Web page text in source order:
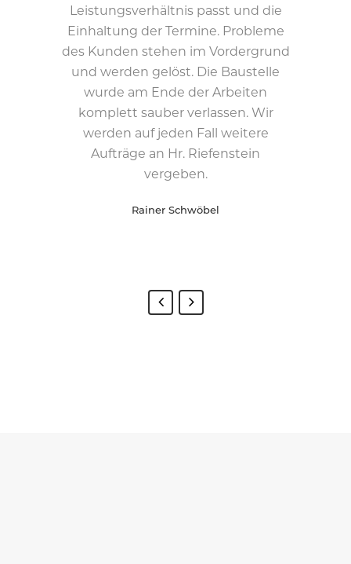
top aufgeräumt verlassen haben.
Insgesamt sehr zu empfehlen!
Robert Weissert
Leistungsverhältnis passt und die
Einhaltung der Termine. Probleme
des Kunden stehen im Vordergrund
und werden gelöst. Die Baustelle
wurde am Ende der Arbeiten
komplett sauber verlassen. Wir
werden auf jeden Fall weitere
Aufträge an Hr. Riefenstein
vergeben.
Rainer Schwöbel
fachlich überzeugende Umsetzung
mit offener und freundlicher
Beratung lässt hier nur eine gute
Bewertung zu!
Tolle Arbeit, sehr
sauber und organisiert, absolut
empfehlenswert, immer wieder
gerne. Neubau: Innenputz im
gesamten Haus, farbige Wände,
abgehängte Decke, Tapezieren &
Arbeiten.
Kostenvoranschlag und Rechnung
haben überein gestimmt. Jederzeit
gerne wieder. Liebe Grüße an Björn
und seine netten Mitarbeiter von
Uwe und Christina. Macht weiter so !!
Uwe Förg